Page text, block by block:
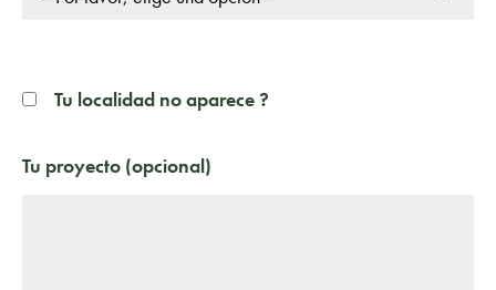
Tu localidad no aparece ?
Tu proyecto (opcional)